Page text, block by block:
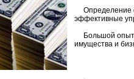
Определение
эффективные
Большой опыт
имущества и